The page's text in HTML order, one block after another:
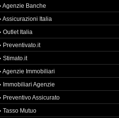
Agenzie Banche
Assicurazioni Italia
Outlet Italia
Preventivato.it
Stimato.it
Agenzie Immobiliari
Immobiliari Agenzie
Preventivo Assicurato
Tasso Mutuo